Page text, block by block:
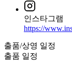
인스타그램
https://
출품/상영 일정
출품 일정